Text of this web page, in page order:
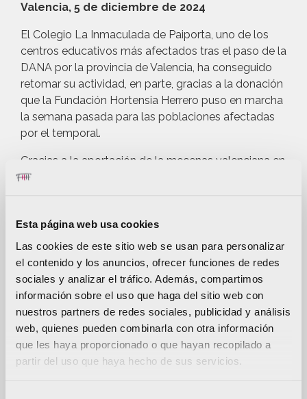
Esta página web usa cookies
Las cookies de este sitio web se usan para personalizar
el contenido y los anuncios, ofrecer funciones de redes
sociales y analizar el tráfico. Además, compartimos
información sobre el uso que haga del sitio web con
nuestros partners de redes sociales, publicidad y análisis
web, quienes pueden combinarla con otra información
que les haya proporcionado o que hayan recopilado a
partir del uso que haya hecho de sus servicios.
Valencia, 5 de diciembre de 2024
El Colegio La Inmaculada de Paiporta, uno de los
centros educativos más afectados tras el paso de la
DANA por la provincia de Valencia, ha conseguido
retomar su actividad, en parte, gracias a la donación
que la Fundación Hortensia Herrero puso en marcha
la semana pasada para las poblaciones afectadas
por el temporal.
Gracias a la aportación de la mecenas valenciana en
este colegio y al trabajo del propio profesorado y de
actividad para que los niños y niñas de este colegio
concertado puedan retomar poco a poco la
normalidad.
La ayuda servirá para reconstruir los espacios más
afectados como el comedor, zona de
administración, gimnasio y la clase de infantil.
También se ha podido acometer la instalación del
sistema eléctrico.